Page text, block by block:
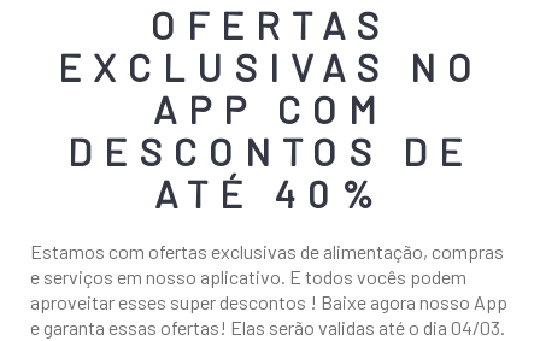
OFERTAS
EXCLUSIVAS NO
APP COM
DESCONTOS DE
ATÉ 40%
Estamos com ofertas exclusivas de alimentação, compras
e serviços em nosso aplicativo. E todos vocês podem
aproveitar esses super descontos ! Baixe agora nosso App
e garanta essas ofertas! Elas serão validas até o dia 04/03.